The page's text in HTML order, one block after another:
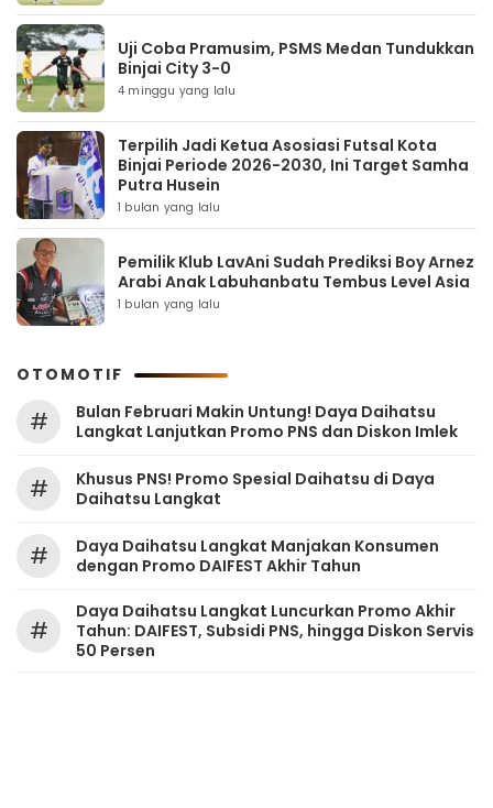
Uji Coba Pramusim, PSMS Medan Tundukkan
Binjai City 3-0
4 minggu yang lalu
Terpilih Jadi Ketua Asosiasi Futsal Kota
Binjai Periode 2026-2030, Ini Target Samha
Putra Husein
1 bulan yang lalu
Pemilik Klub LavAni Sudah Prediksi Boy Arnez
Arabi Anak Labuhanbatu Tembus Level Asia
1 bulan yang lalu
OTOMOTIF
#
Bulan Februari Makin Untung! Daya Daihatsu
Langkat Lanjutkan Promo PNS dan Diskon Imlek
#
Khusus PNS! Promo Spesial Daihatsu di Daya
Daihatsu Langkat
#
Daya Daihatsu Langkat Manjakan Konsumen
dengan Promo DAIFEST Akhir Tahun
#
Daya Daihatsu Langkat Luncurkan Promo Akhir
Tahun: DAIFEST, Subsidi PNS, hingga Diskon Servis
50 Persen